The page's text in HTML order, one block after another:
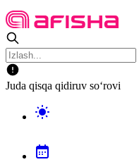
Juda qisqa qidiruv so‘rovi